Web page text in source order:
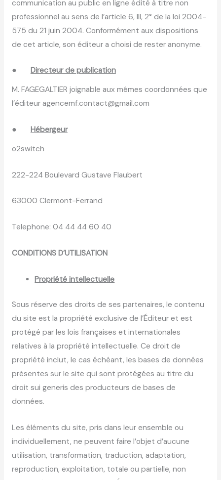
communication au public en ligne édité à titre non
professionnel au sens de l’article 6, III, 2° de la loi 2004-
575 du 21 juin 2004. Conformément aux dispositions
de cet article, son éditeur a choisi de rester anonyme.
● Directeur de publication
M. FAGEGALTIER joignable aux mêmes coordonnées que
l’éditeur agencemf.contact@gmail.com
● Hébergeur
o2switch
222-224 Boulevard Gustave Flaubert
63000 Clermont-Ferrand
Telephone: 04 44 44 60 40
CONDITIONS D’UTILISATION
Propriété intellectuelle
Sous réserve des droits de ses partenaires, le contenu
du site est la propriété exclusive de l’Éditeur et est
protégé par les lois françaises et internationales
relatives à la propriété intellectuelle. Ce droit de
propriété inclut, le cas échéant, les bases de données
présentes sur le site qui sont protégées au titre du
droit sui generis des producteurs de bases de
données.
Les éléments du site, pris dans leur ensemble ou
individuellement, ne peuvent faire l’objet d’aucune
utilisation, transformation, traduction, adaptation,
reproduction, exploitation, totale ou partielle, non